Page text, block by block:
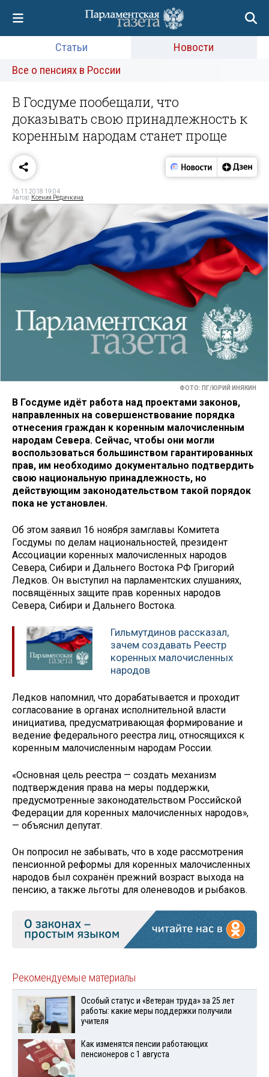
Статьи
Новости
Все о пенсиях в России
В Госдуме пообещали, что
доказывать свою принадлежность к
коренным народам станет проще
16.11.2018 19:04
Автор: Ксения Редичкина
ФОТО: ПГ/ЮРИЙ ИНЯКИН
В Госдуме идёт работа над проектами законов,
направленных на совершенствование порядка
отнесения граждан к коренным малочисленным
народам Севера. Сейчас, чтобы они могли
воспользоваться большинством гарантированных
прав, им необходимо документально подтвердить
свою национальную принадлежность, но
действующим законодательством такой порядок
пока не установлен.
Об этом заявил 16 ноября замглавы Комитета
Госдумы по делам национальностей, президент
Ассоциации коренных малочисленных народов
Севера, Сибири и Дальнего Востока РФ Григорий
Ледков. Он выступил на парламентских слушаниях,
посвящённых защите прав коренных народов
Севера, Сибири и Дальнего Востока.
Гильмутдинов рассказал,
зачем создавать Реестр
коренных малочисленных
народов
Ледков напомнил, что дорабатывается и проходит
согласование в органах исполнительной власти
инициатива, предусматривающая формирование и
ведение федерального реестра лиц, относящихся к
коренным малочисленным народам России.
«Основная цель реестра — создать механизм
подтверждения права на меры поддержки,
предусмотренные законодательством Российской
Федерации для коренных малочисленных народов»,
— объяснил депутат.
Он попросил не забывать, что в ходе рассмотрения
пенсионной реформы для коренных малочисленных
народов был сохранён прежний возраст выхода на
пенсию, а также льготы для оленеводов и рыбаков.
Рекомендуемые материалы
Особый статус и «Ветеран труда» за 25 лет
работы: какие меры поддержки получили
учителя
Как изменятся пенсии работающих
пенсионеров с 1 августа